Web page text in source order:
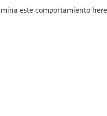
este comportamiento